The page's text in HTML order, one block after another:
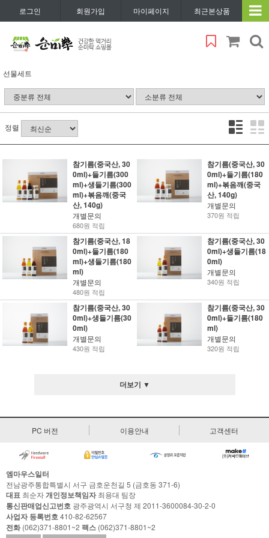
로그인 회원가입 마이페이지 최근본상품
선물세트
정렬
참기름(중국산, 30
0ml)+들기름(300
ml)+생들기름(300
ml)+볶음깨(중국
산, 140g)
개별문의
680원 적립
참기름(중국산, 30
0ml)+들기름(180
ml)+볶음깨(중국
산, 140g)
개별문의
370원 적립
참기름(중국산, 18
0ml)+들기름(180
ml)+생들기름(180
ml)
개별문의
480원 적립
참기름(중국산, 30
0ml)+생들기름(18
0ml)
개별문의
340원 적립
참기름(중국산, 30
0ml)+생들기름(30
0ml)
개별문의
430원 적립
참기름(중국산, 30
0ml)+들기름(180
ml)
개별문의
320원 적립
더보기 ▼
PC 버전 이용안내 고객센터
엠마우스일터
전남광주통합특별시 서구 금호운천길 5 (금호동 371-6)
대표 최순자개인정보책임자최용대 팀장
통신판매업신고번호 광주광역시 서구청 제 2011-3600084-30-2-0
사업자 등록번호410-82-62567
전화(062)371-8801~2 팩스 (062)371-8801~2